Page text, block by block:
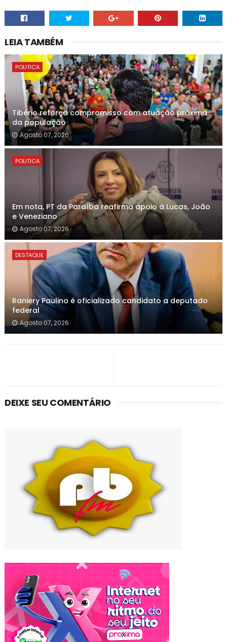
LEIA TAMBÉM
POLITICA
Tibério reforça compromisso com atuação próxima
da população
Agosto 07, 2026
POLITICA
Em nota, PT da Paraíba reafirma apoio a Lucas, João
e Veneziano
Agosto 07, 2026
DESTAQUE
Raniery Paulino é oficializado candidato a deputado
federal
Agosto 07, 2026
DEIXE SEU COMENTÁRIO